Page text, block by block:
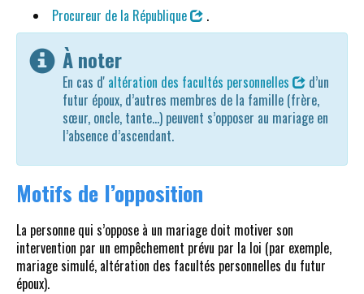
Procureur de la République
.
À noter
En cas d' altération des facultés personnelles
d’un
futur époux, d’autres membres de la famille (frère,
sœur, oncle, tante...) peuvent s’opposer au mariage en
l’absence d’ascendant.
Motifs de l’opposition
La personne qui s’oppose à un mariage doit motiver son
intervention par un empêchement prévu par la loi (par exemple,
mariage simulé, altération des facultés personnelles du futur
époux).